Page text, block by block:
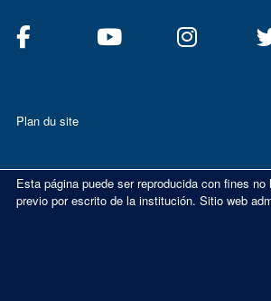
Plan du site
Esta página puede ser reproducida con fines
previo por escrito de la institución. Sitio web